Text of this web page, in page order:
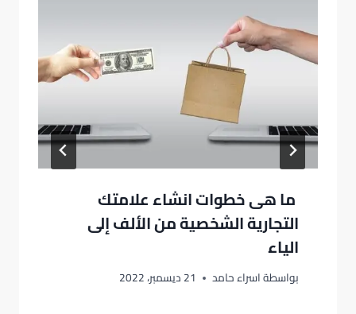
ما هى خطوات انشاء علامتك
التجارية الشخصية من الألف إلى
الياء
بواسطةاسراء حامد 21 ديسمبر، 2022